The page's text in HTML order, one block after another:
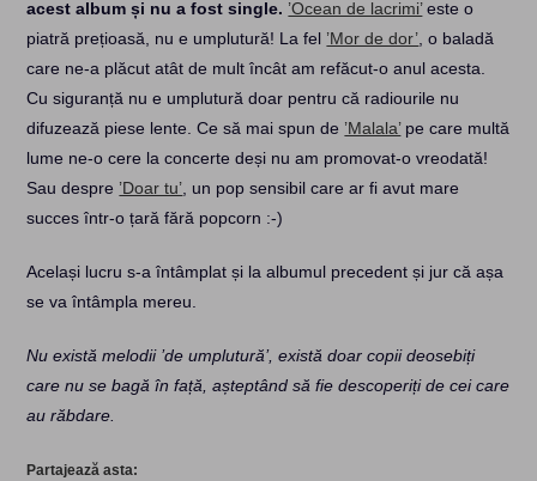
acest album și nu a fost single. ’Ocean de lacrimi’este o
piatră prețioasă, nu e umplutură! La fel ’Mor de dor’ , o baladă
care ne-a plăcut atât de mult încât am refăcut-o anul acesta.
Cu siguranță nu e umplutură doar pentru că radiourile nu
difuzează piese lente. Ce să mai spun de ’Malala’pe care multă
lume ne-o cere la concerte deși nu am promovat-o vreodată!
Sau despre ’Doar tu’ , un pop sensibil care ar fi avut mare
succes într-o țară fără popcorn :-)
Același lucru s-a întâmplat și la albumul precedent și jur că așa
se va întâmpla mereu.
Nu există melodii ’de umplutură’, există doar copii deosebiți
care nu se bagă în față, așteptând să fie descoperiți de cei care
au răbdare.
Partajează asta: